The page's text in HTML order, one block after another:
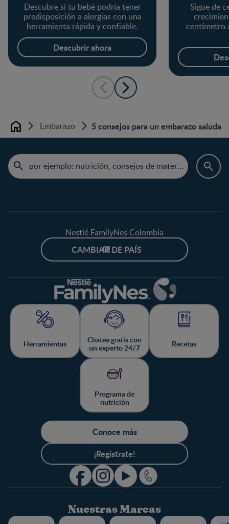
Descubre si tu bebé podría tener
predisposición a alergias con una
herramienta rápida y confiable.
Descubrir ahora
Sigue de
centímetro
Home Embarazo 5 consejos para un embarazo
Nestlé FamilyNes Colombia
CAMBIAR DE PAÍS
Herramientas
Chatea gratis con
un experto 24/7
Recetas
Programa de
nutrición
Conoce más
¡Regístrate!
Nuestras Marcas